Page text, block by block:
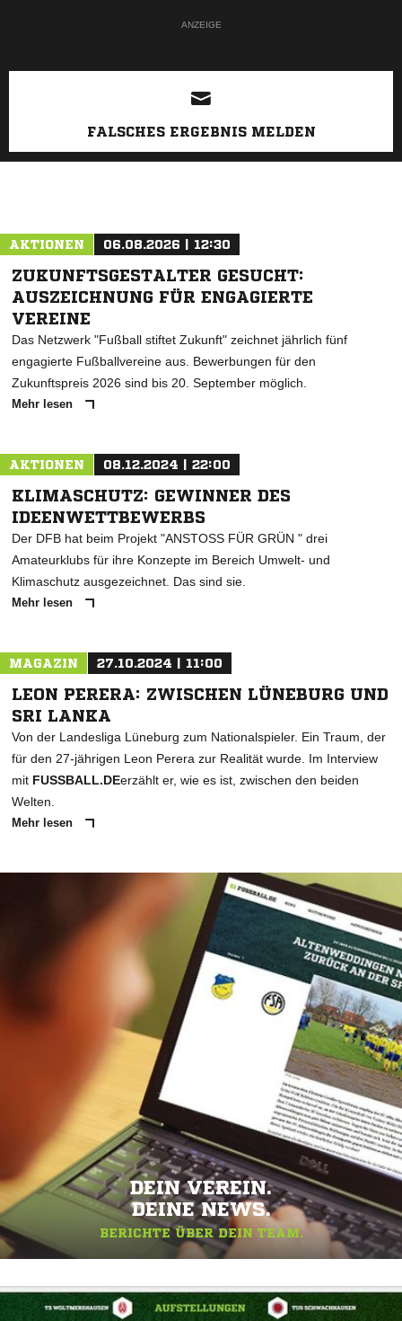
ANZEIGE
FALSCHES ERGEBNIS MELDEN
AKTIONEN 06.08.2026 | 12:30
ZUKUNFTSGESTALTER GESUCHT:
AUSZEICHNUNG FÜR ENGAGIERTE
VEREINE
Das Netzwerk "Fußball stiftet Zukunft" zeichnet jährlich fünf
engagierte Fußballvereine aus. Bewerbungen für den
Zukunftspreis 2026 sind bis 20. September möglich.
Mehr lesen
AKTIONEN 08.12.2024 | 22:00
KLIMASCHUTZ: GEWINNER DES
IDEENWETTBEWERBS
Der DFB hat beim Projekt "ANSTOSS FÜR GRÜN " drei
Amateurklubs für ihre Konzepte im Bereich Umwelt- und
Klimaschutz ausgezeichnet. Das sind sie.
Mehr lesen
MAGAZIN 27.10.2024 | 11:00
LEON PERERA: ZWISCHEN LÜNEBURG UND
SRI LANKA
Von der Landesliga Lüneburg zum Nationalspieler. Ein Traum, der
für den 27-jährigen Leon Perera zur Realität wurde. Im Interview
mit FUSSBALL.DEerzählt er, wie es ist, zwischen den beiden
Welten.
Mehr lesen
DEIN VEREIN.
DEINE NEWS.
BERICHTE ÜBER DEIN TEAM.